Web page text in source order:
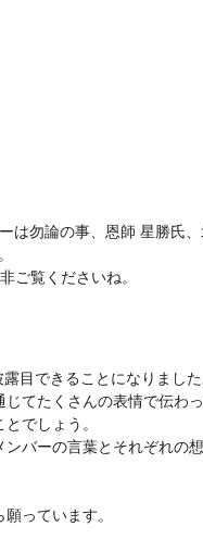
は勿論の事、恩師 星勝氏
ご覧くださいね。
目できることになりました
てたくさんの表情で伝わっ
でしょう。
バーの言葉とそれぞれの
っています。